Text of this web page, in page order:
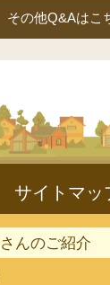
その他Q&Aはこ
んのご紹介